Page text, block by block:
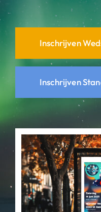
Inschrijven
Inschrijven